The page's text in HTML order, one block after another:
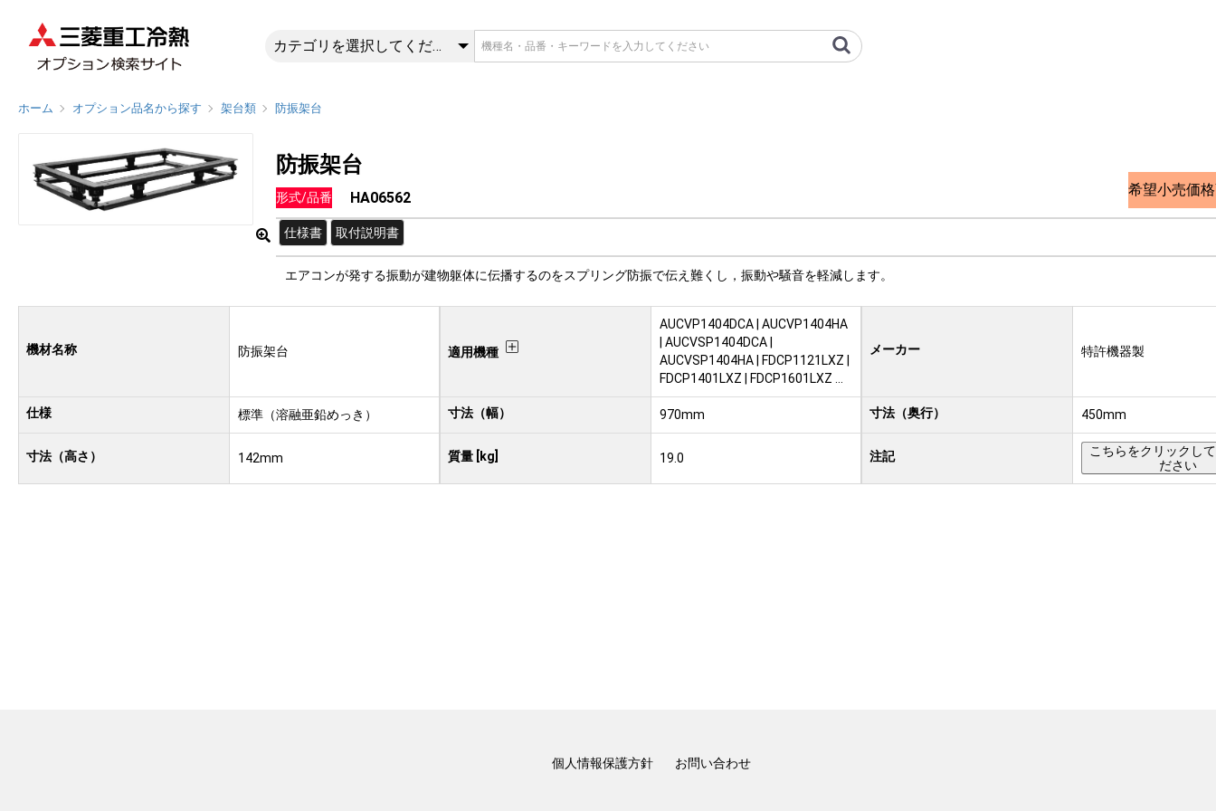
HA06562 | 防振架台 | 三菱重工冷熱 オプション検索サイト
カテゴリを選択してください
ホーム オプション品名から探す 架台類 防振架台
防振架台
形式/品番 HA06562 希望小売価格
仕様書 取付説明書
エアコンが発する振動が建物躯体に伝播するのをスプリング防振で伝え難くし，振動や騒音を軽減します。
機材名称 防振架台 適用機種
AUCVP1404DCA | AUCVP1404HA
| AUCVSP1404DCA |
AUCVSP1404HA | FDCP1121LXZ |
FDCP1401LXZ | FDCP1601LXZ …
メーカー 特許機器製
仕様 標準（溶融亜鉛めっき） 寸法（幅） 970mm 寸法（奥行） 450mm
寸法（高さ） 142mm 質量 [kg] 19.0 注記
こちらをクリックし
ださい
個人情報保護方針 お問い合わせ